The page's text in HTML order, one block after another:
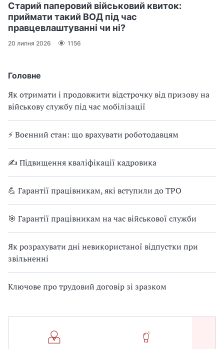
Головне
Як отримати і продовжити відстрочку від призову на
військову службу під час мобілізації
⚡ Воєнний стан: що врахувати роботодавцям
✍ Підвищення кваліфікації кадровика
💪 Гарантії працівникам, які вступили до ТРО
🎯 Гарантії працівникам на час військової служби
Як розрахувати дні невикористаної відпустки при
звільненні
Ключове про трудовий договір зі зразком
Старий паперовий військовий квиток:
приймати такий ВОД під час
правцевлаштуванні чи ні?
20 липня 2026 1156